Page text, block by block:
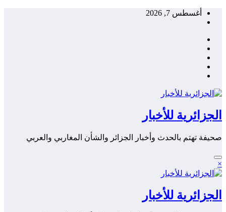
التجاوزأغسطس 7, 2026
الجزائرية للأخبار
صحيفة تهتم بالحدث وأخبار الجزائر والشأن المغاربي والعربي
×
الجزائرية للأخبار